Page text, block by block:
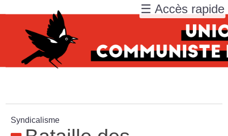
Syndicalisme
☰ Accès rapide